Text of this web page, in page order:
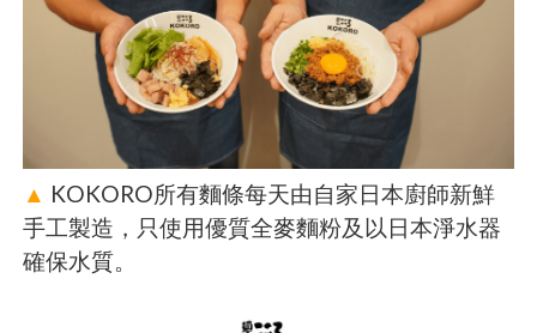
▲ KOKORO所有麵條每天由自家日本廚師新鮮
手工製造，只使用優質全麥麵粉及以日本淨水器
確保水質。